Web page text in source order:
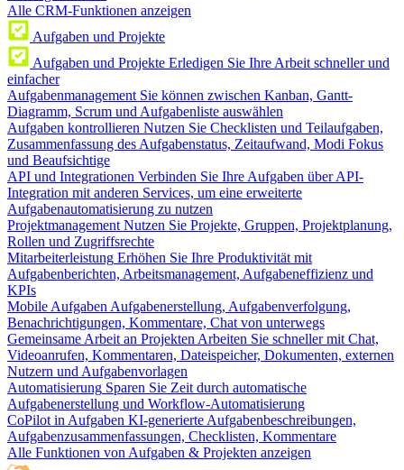
Alle CRM-Funktionen anzeigen
Aufgaben und Projekte
Aufgaben und Projekte Erledigen Sie Ihre Arbeit schneller und
einfacher
Aufgabenmanagement Sie können zwischen Kanban, Gantt-
Diagramm, Scrum und Aufgabenliste auswählen
Aufgaben kontrollieren Nutzen Sie Checklisten und Teilaufgaben,
Zusammenfassung des Aufgabenstatus, Zeitaufwand, Modi Fokus
und Beaufsichtige
API und Integrationen Verbinden Sie Ihre Aufgaben über API-
Integration mit anderen Services, um eine erweiterte
Aufgabenautomatisierung zu nutzen
Projektmanagement Nutzen Sie Projekte, Gruppen, Projektplanung,
Rollen und Zugriffsrechte
Mitarbeiterleistung Erhöhen Sie Ihre Produktivität mit
Aufgabenberichten, Arbeitsmanagement, Aufgabeneffizienz und
KPIs
Mobile Aufgaben Aufgabenerstellung, Aufgabenverfolgung,
Benachrichtigungen, Kommentare, Chat von unterwegs
Gemeinsame Arbeit an Projekten Arbeiten Sie schneller mit Chat,
Videoanrufen, Kommentaren, Dateispeicher, Dokumenten, externen
Nutzern und Aufgabenvorlagen
Automatisierung Sparen Sie Zeit durch automatische
Aufgabenerstellung und Workflow-Automatisierung
CoPilot in Aufgaben KI-generierte Aufgabenbeschreibungen,
Aufgabenzusammenfassungen, Checklisten, Kommentare
Alle Funktionen von Aufgaben & Projekten anzeigen